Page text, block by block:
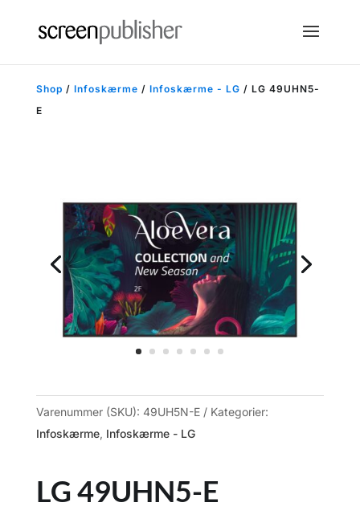
Shop / Infoskærme / Infoskærme - LG / LG 49UHN5-
E
Varenummer (SKU): 49UH5N-E
Kategorier:
Infoskærme, Infoskærme - LG
LG 49UHN5-E